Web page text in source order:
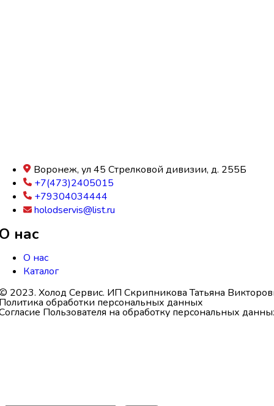
Воронеж, ул 45 Стрелковой дивизии, д. 255Б
+7(473)2405015
+79304034444
holodservis@list.ru
нас
О нас
Каталог
2023. Холод Сервис. ИП Скрипникова Татьяна
обработки персональных данных
Пользователя на обработку персональных